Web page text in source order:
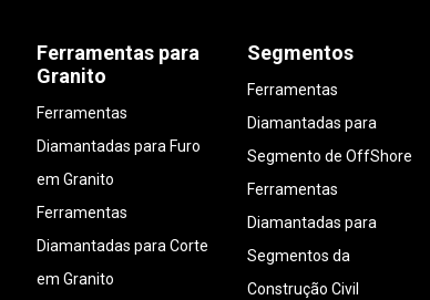
Ferramentas para
Granito
Ferramentas
Diamantadas para Furo
em Granito
Ferramentas
Diamantadas para Corte
em Granito
Segmentos
Ferramentas
Diamantadas para
Segmento de OffShore
Ferramentas
Diamantadas para
Segmentos da
Construção Civil